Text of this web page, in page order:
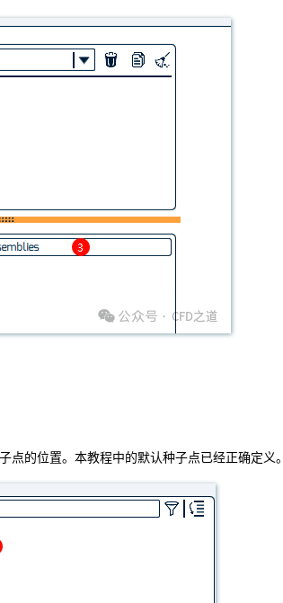
点的位置。本教程中的默认种子点已经正确定义。